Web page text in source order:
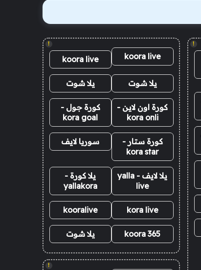
!
!
koora live
koora live
يلا شوت يلا شوت
كورة اون لاين -
kora onli
كورة جول -
kora goal
كورة ستار -
kora star
سوريا لايف
يلا لايف - yalla
live
يلا كورة -
yallakora
kora live
kooralive
koora 365 يلا شوت
!